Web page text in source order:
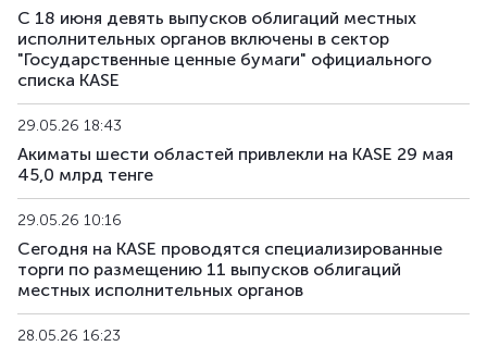
С 18 июня девять выпусков облигаций местных
исполнительных органов включены в сектор
"Государственные ценные бумаги" официального
списка KASE
29.05.26 18:43
Акиматы шести областей привлекли на KASE 29 мая
45,0 млрд тенге
29.05.26 10:16
Сегодня на KASE проводятся специализированные
торги по размещению 11 выпусков облигаций
местных исполнительных органов
28.05.26 16:23